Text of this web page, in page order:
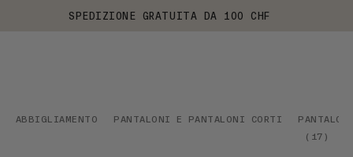
SPEDIZIONE GRATUITA DA 100 CHF
ABBIGLIAMENTO PANTALONI E PANTALONI CORTI
( 17 )